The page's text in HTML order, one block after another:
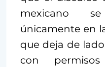
mexicano
únicamente en
que deja de
con